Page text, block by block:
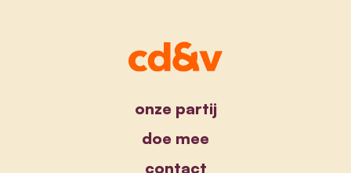
onze partij
doe mee
contact